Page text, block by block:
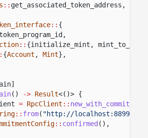
:: get_associated_token_address,
:: {
:: {initialize_mint,
{Account , Mint},
() -> Result<()> {
= RpcClient :: new_with_commitment
:: from( "http://localhost:8899"
:: confirmed (),